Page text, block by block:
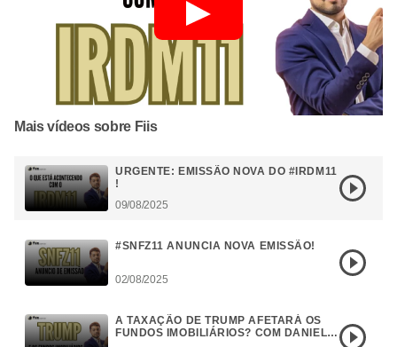
Mais vídeos sobre Fiis
URGENTE: EMISSÃO NOVA DO #IRDM11
!
09/08/2025
#SNFZ11 ANUNCIA NOVA EMISSÃO!
02/08/2025
A TAXAÇÃO DE TRUMP AFETARÁ OS
FUNDOS IMOBILIÁRIOS? COM DANIEL